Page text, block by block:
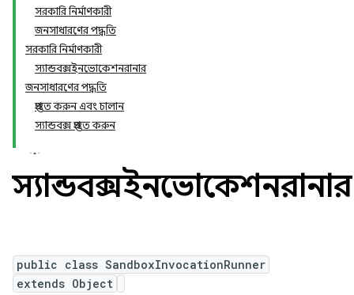
সরকারি নির্মাণকারী
জনসাধারণের পদ্ধতি
সরকারি নির্মাণকারী
স্যান্ডবক্সইনভোকেশনরানার
জনসাধারণের পদ্ধতি
প্রস্তুত করুন এবং চালান
স্যান্ডবক্স প্রস্তুত করুন
স্যান্ডবক্সইনভোকেশনরানার
public class SandboxInvocationRunner
extends Object